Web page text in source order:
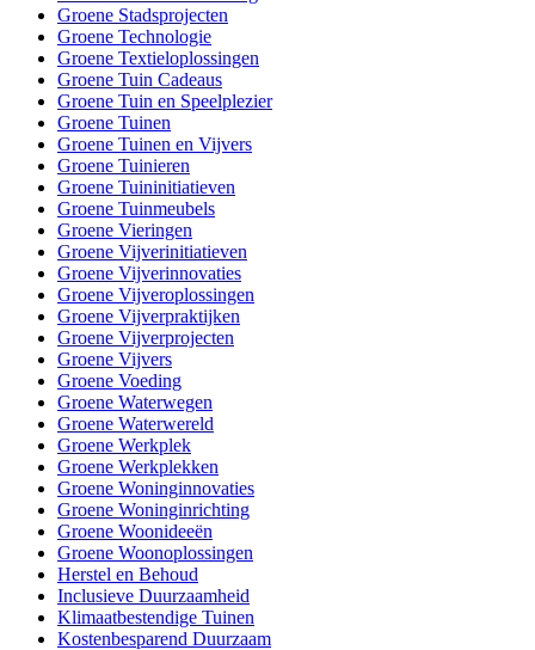
Groene Stadsprojecten
Groene Technologie
Groene Textieloplossingen
Groene Tuin Cadeaus
Groene Tuin en Speelplezier
Groene Tuinen
Groene Tuinen en Vijvers
Groene Tuinieren
Groene Tuininitiatieven
Groene Tuinmeubels
Groene Vieringen
Groene Vijverinitiatieven
Groene Vijverinnovaties
Groene Vijveroplossingen
Groene Vijverpraktijken
Groene Vijverprojecten
Groene Vijvers
Groene Voeding
Groene Waterwegen
Groene Waterwereld
Groene Werkplek
Groene Werkplekken
Groene Woninginnovaties
Groene Woninginrichting
Groene Woonideeën
Groene Woonoplossingen
Herstel en Behoud
Inclusieve Duurzaamheid
Klimaatbestendige Tuinen
Kostenbesparend Duurzaam